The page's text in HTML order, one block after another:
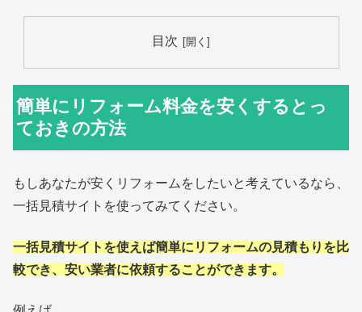
目次
簡単にリフォーム料金を安くするとっ
ておきの方法
もしあなたが安くリフォームをしたいと考えているなら、
一括見積サイトを使ってみてください。
一括見積サイトを使えば簡単にリフォームの見積もりを比
較でき、安い業者に依頼することができます。